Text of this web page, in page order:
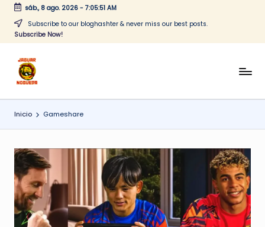
Saltar
sáb., 8 ago. 2026- 7:05:51 AM
Subscribe to our bloghashter & never miss our best posts.
Subscribe Now!
J
a
g
a
r
N
o
CONTENIDO
Inicio Gameshare